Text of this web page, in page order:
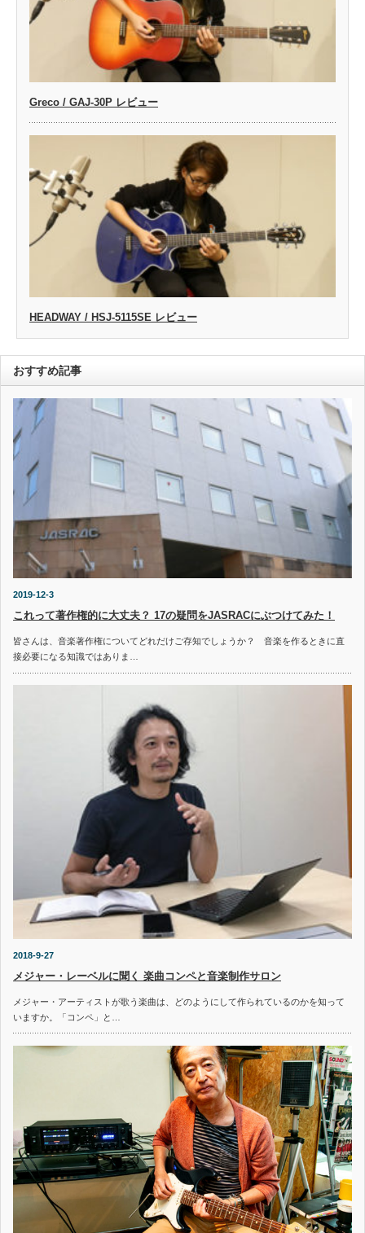
Greco / GAJ-30P レビュー
HEADWAY / HSJ-5115SE レビュー
おすすめ記事
2019-12-3
これって著作権的に大丈夫？ 17の疑問をJASRACにぶつけてみた！
皆さんは、音楽著作権についてどれだけご存知でしょうか？ 音楽を作るときに直
接必要になる知識ではありま…
2018-9-27
メジャー・レーベルに聞く 楽曲コンペと音楽制作サロン
メジャー・アーティストが歌う楽曲は、どのようにして作られているのかを知って
いますか。「コンペ」と…